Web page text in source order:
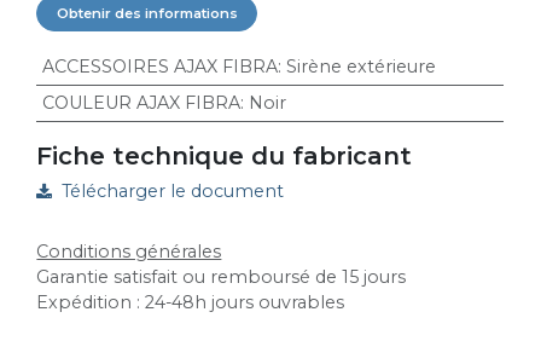
Obtenir des informations
ACCESSOIRES AJAX FIBRA: Sirène extérieure
COULEUR AJAX FIBRA: Noir
Fiche technique du fabricant
Télécharger le document
Conditions générales
Garantie satisfait ou remboursé de 15 jours
Expédition : 24-48h jours ouvrables